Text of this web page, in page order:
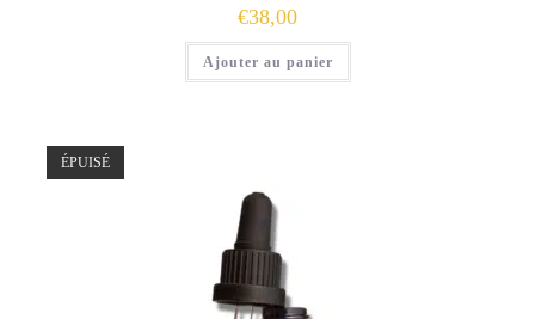
€38,00
Ajouter au panier
ÉPUISÉ